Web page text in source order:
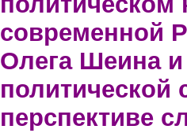
современной
Олега Шеина и
политической
перспективе